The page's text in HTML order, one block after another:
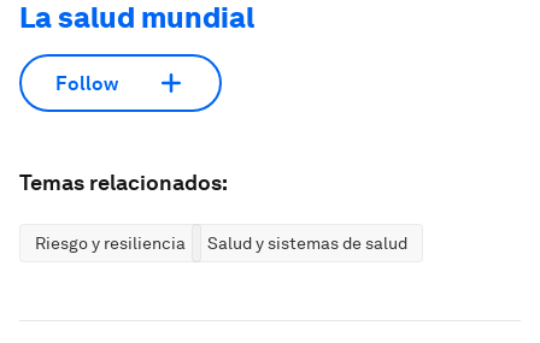
La salud mundial
Follow
Temas relacionados:
Riesgo y resiliencia Salud y sistemas de salud